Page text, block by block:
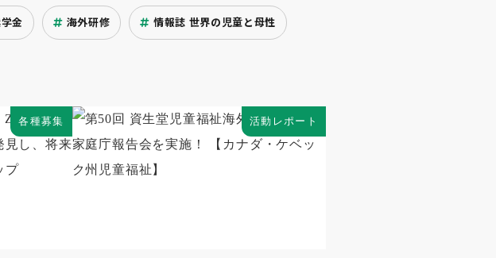
金 海外研修 情報誌 世界の児童と母性
各種募集 活動レポート